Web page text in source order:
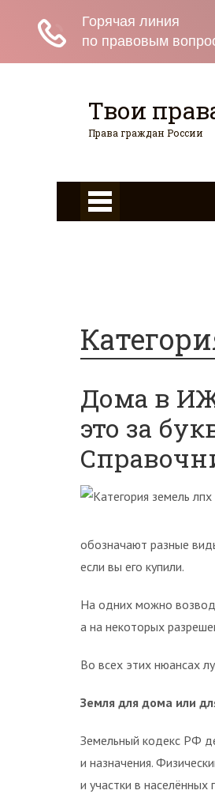
Твои
Права граждан России
Дома в
это за
обозначают разные
если вы его купили.
На одних можно
а на некоторых
Во всех этих нюансах
Земля для дома или
Земельный кодекс РФ
и назначения.
и участки в